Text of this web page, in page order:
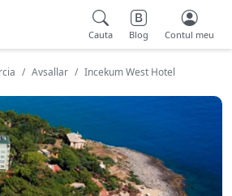
Cauta Blog Contul meu
Avsallar Incekum West Hotel